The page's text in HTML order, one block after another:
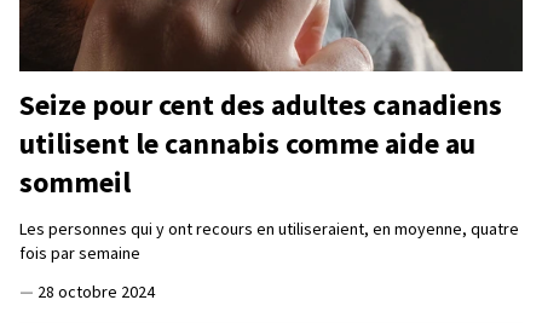
Seize pour cent des adultes canadiens
utilisent le cannabis comme aide au
sommeil
Les personnes qui y ont recours en utiliseraient, en moyenne, quatre
fois par semaine
— 28 octobre 2024